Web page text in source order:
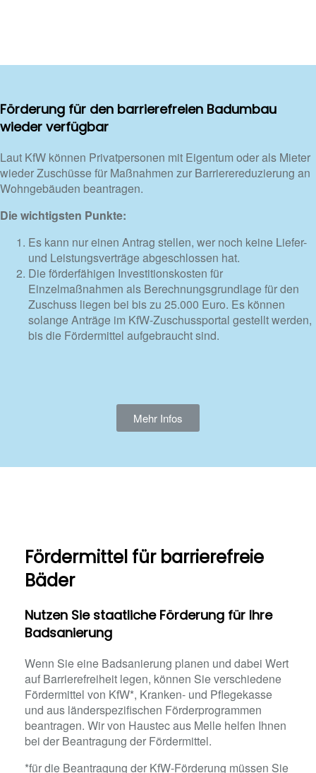
Förderung für den barrierefreien Badumbau
wieder verfügbar
Laut KfW können Privatpersonen mit Eigentum oder als Mieter
wieder Zuschüsse für Maßnahmen zur Barrierereduzierung an
Wohngebäuden beantragen.
Die wichtigsten Punkte:
Es kann nur einen Antrag stellen, wer noch keine Liefer-
und Leistungsverträge abgeschlossen hat.
Die förderfähigen Investitionskosten für
Einzelmaßnahmen als Berechnungsgrundlage für den
Zuschuss liegen bei bis zu 25.000 Euro. Es können
solange Anträge im KfW-Zuschussportal gestellt werden,
bis die Fördermittel aufgebraucht sind.
Mehr Infos
Fördermittel für barrierefreie
Bäder
Nutzen Sie staatliche Förderung für Ihre
Badsanierung
Wenn Sie eine Badsanierung planen und dabei Wert
auf Barrierefreiheit legen, können Sie verschiedene
Fördermittel von KfW*, Kranken- und Pflegekasse
und aus länderspezifischen Förderprogrammen
beantragen. Wir von Haustec aus Melle helfen Ihnen
bei der Beantragung der Fördermittel.
*für die Beantragung der KfW-Förderung müssen Sie